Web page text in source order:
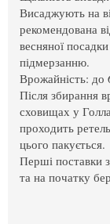
Висаджують на
рекомендована
весняної
підмерзанню.
Врожайність: до
Після збирання
сховищах у
проходить
цього пакується.
Перші поставки
та на початку